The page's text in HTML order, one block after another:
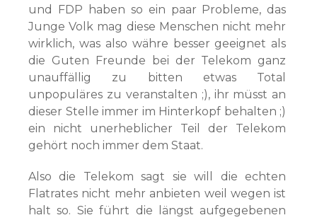
und FDP haben so ein paar Probleme, das
Junge Volk mag diese Menschen nicht mehr
wirklich, was also währe besser geeignet als
die Guten Freunde bei der Telekom ganz
unauffällig zu bitten etwas Total
unpopuläres zu veranstalten ;), ihr müsst an
dieser Stelle immer im Hinterkopf behalten ;)
ein nicht unerheblicher Teil der Telekom
gehört noch immer dem Staat.
Also die Telekom sagt sie will die echten
Flatrates nicht mehr anbieten weil wegen ist
halt so. Sie führt die längst aufgegebenen